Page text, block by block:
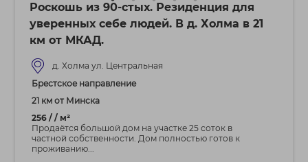
Роскошь из 90-стых. Резиденция для
уверенных себе людей. В д. Холма в 21
км от МКАД.
д. Холма ул. Центральная
Брестское направление
21 км от Минска
256 / / м²
Продаётся большой дом на участке 25 соток в
частной собственности. Дом полностью готов к
проживанию...